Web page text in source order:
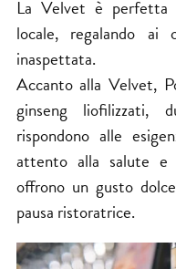
La Velvet è perfetta
locale, regalando ai
inaspettata.
Accanto alla Velvet,
ginseng liofilizzati,
rispondono alle
attento alla salute e
offrono un gusto
pausa ristoratrice.